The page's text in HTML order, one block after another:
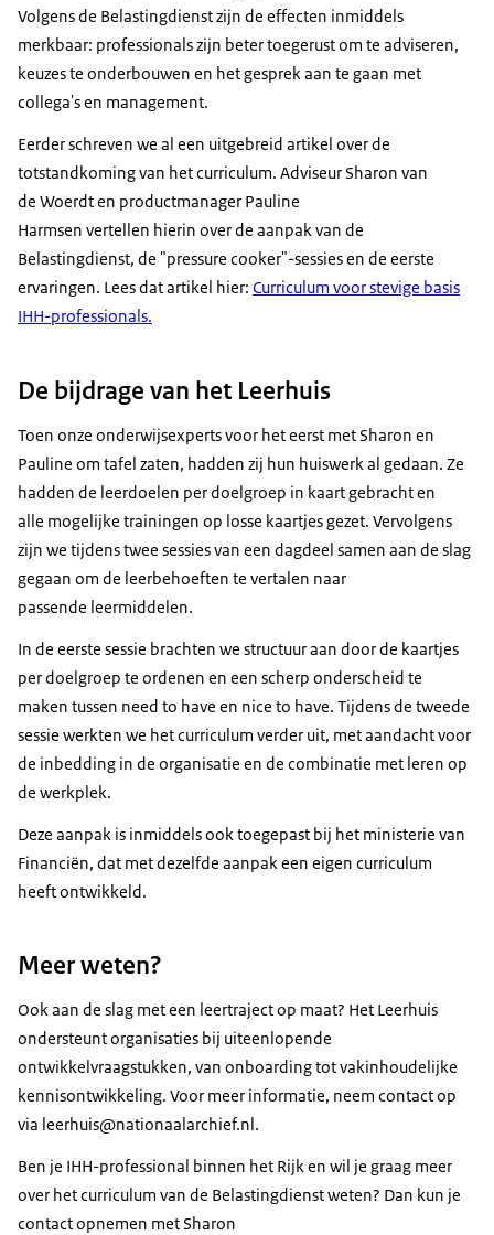
Volgens de Belastingdienst zijn de effecten inmiddels
merkbaar: professionals zijn beter toegerust om te adviseren,
keuzes te onderbouwen en het gesprek aan te gaan met
collega's en management.
Eerder schreven we al een uitgebreid artikel over de
totstandkoming van het curriculum. Adviseur Sharon van
de Woerdt en productmanager Pauline
Harmsen vertellen hierin over de aanpak van de
Belastingdienst, de "pressure cooker"-sessies en de eerste
ervaringen. Lees dat artikel hier: Curriculum voor stevige basis
IHH-professionals.
De bijdrage van het Leerhuis
Toen onze onderwijsexperts voor het eerst met Sharon en
Pauline om tafel zaten, hadden zij hun huiswerk al gedaan. Ze
hadden de leerdoelen per doelgroep in kaart gebracht en
alle mogelijke trainingen op losse kaartjes gezet. Vervolgens
zijn we tijdens twee sessies van een dagdeel samen aan de slag
gegaan om de leerbehoeften te vertalen naar
passende leermiddelen.
In de eerste sessie brachten we structuur aan door de kaartjes
per doelgroep te ordenen en een scherp onderscheid te
maken tussen need to have en nice to have. Tijdens de tweede
sessie werkten we het curriculum verder uit, met aandacht voor
de inbedding in de organisatie en de combinatie met leren op
de werkplek.
Deze aanpak is inmiddels ook toegepast bij het ministerie van
Financiën, dat met dezelfde aanpak een eigen curriculum
heeft ontwikkeld.
Meer weten?
Ook aan de slag met een leertraject op maat? Het Leerhuis
ondersteunt organisaties bij uiteenlopende
ontwikkelvraagstukken, van onboarding tot vakinhoudelijke
kennisontwikkeling. Voor meer informatie, neem contact op
via leerhuis@nationaalarchief.nl.
Ben je IHH-professional binnen het Rijk en wil je graag meer
over het curriculum van de Belastingdienst weten? Dan kun je
contact opnemen met Sharon